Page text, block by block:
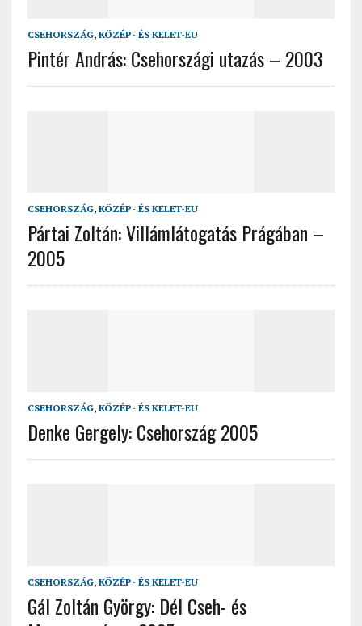
CSEHORSZÁG, KÖZÉP- ÉS KELET-EU
Pintér András: Csehországi utazás – 2003
CSEHORSZÁG, KÖZÉP- ÉS KELET-EU
Pártai Zoltán: Villámlátogatás Prágában –
2005
CSEHORSZÁG, KÖZÉP- ÉS KELET-EU
Denke Gergely: Csehország 2005
CSEHORSZÁG, KÖZÉP- ÉS KELET-EU
Gál Zoltán György: Dél Cseh- és